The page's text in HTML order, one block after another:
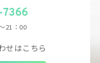
21：00
せはこちら